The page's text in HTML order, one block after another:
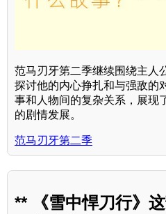
范马刃牙第二季继续围绕主人
探讨他的内心挣扎和与强敌的
事和人物间的复杂关系，展现
的剧情发展。
范马刃牙第二季
** 《雪中悍刀行》